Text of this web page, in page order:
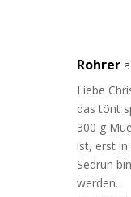
Rohrer
Liebe
das tönt
300 g
ist, erst in
Sedrun
werden.